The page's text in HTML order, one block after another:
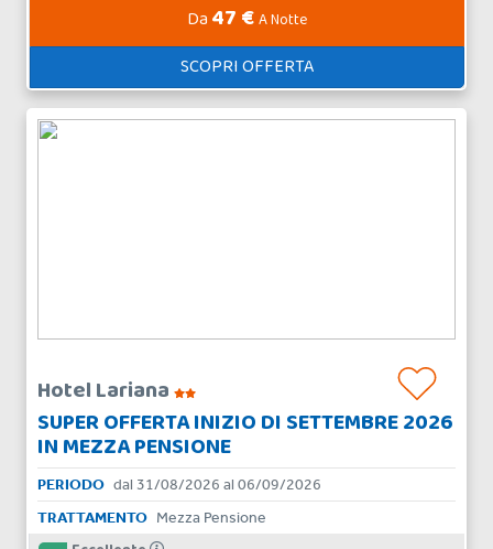
Da 47 €A Notte
SCOPRI OFFERTA
Hotel Lariana
SUPER OFFERTA INIZIO DI SETTEMBRE 2026
IN MEZZA PENSIONE
PERIODO dal 31/08/2026 al 06/09/2026
TRATTAMENTO Mezza Pensione